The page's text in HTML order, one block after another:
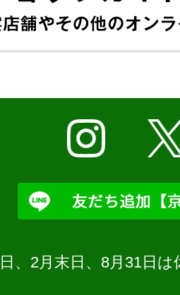
、2月末日、8月31日